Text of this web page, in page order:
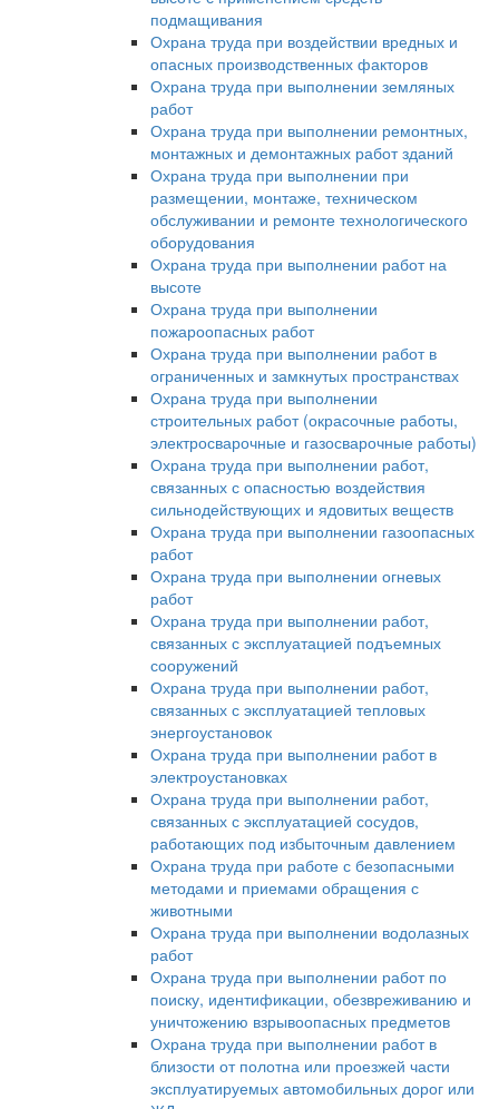
подмащивания
Охрана труда при воздействии вредных и
опасных производственных факторов
Охрана труда при выполнении земляных
работ
Охрана труда при выполнении ремонтных,
монтажных и демонтажных работ зданий
Охрана труда при выполнении при
размещении, монтаже, техническом
обслуживании и ремонте технологического
оборудования
Охрана труда при выполнении работ на
высоте
Охрана труда при выполнении
пожароопасных работ
Охрана труда при выполнении работ в
ограниченных и замкнутых пространствах
Охрана труда при выполнении
строительных работ (окрасочные работы,
электросварочные и газосварочные работы)
Охрана труда при выполнении работ,
связанных с опасностью воздействия
сильнодействующих и ядовитых веществ
Охрана труда при выполнении газоопасных
работ
Охрана труда при выполнении огневых
работ
Охрана труда при выполнении работ,
связанных с эксплуатацией подъемных
сооружений
Охрана труда при выполнении работ,
связанных с эксплуатацией тепловых
энергоустановок
Охрана труда при выполнении работ в
электроустановках
Охрана труда при выполнении работ,
связанных с эксплуатацией сосудов,
работающих под избыточным давлением
Охрана труда при работе с безопасными
методами и приемами обращения с
животными
Охрана труда при выполнении водолазных
работ
Охрана труда при выполнении работ по
поиску, идентификации, обезвреживанию и
уничтожению взрывоопасных предметов
Охрана труда при выполнении работ в
близости от полотна или проезжей части
эксплуатируемых автомобильных дорог или